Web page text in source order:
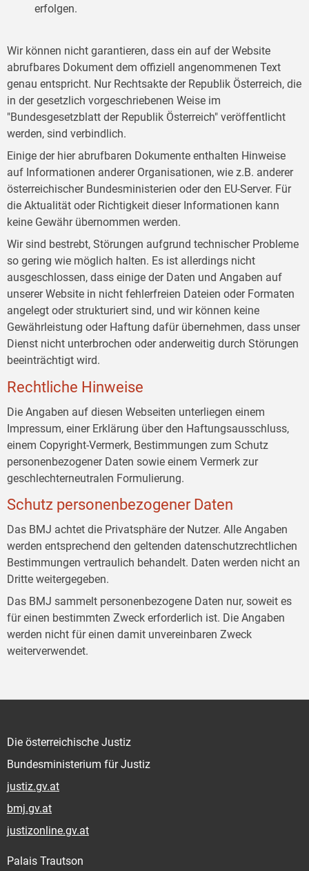
erfolgen.
Wir können nicht garantieren, dass ein auf der Website
abrufbares Dokument dem offiziell angenommenen Text
genau entspricht. Nur Rechtsakte der Republik Österreich, die
in der gesetzlich vorgeschriebenen Weise im
"Bundesgesetzblatt der Republik Österreich" veröffentlicht
werden, sind verbindlich.
Einige der hier abrufbaren Dokumente enthalten Hinweise
auf Informationen anderer Organisationen, wie z.B. anderer
österreichischer Bundesministerien oder den EU-Server. Für
die Aktualität oder Richtigkeit dieser Informationen kann
keine Gewähr übernommen werden.
Wir sind bestrebt, Störungen aufgrund technischer Probleme
so gering wie möglich halten. Es ist allerdings nicht
ausgeschlossen, dass einige der Daten und Angaben auf
unserer Website in nicht fehlerfreien Dateien oder Formaten
angelegt oder strukturiert sind, und wir können keine
Gewährleistung oder Haftung dafür übernehmen, dass unser
Dienst nicht unterbrochen oder anderweitig durch Störungen
beeinträchtigt wird.
Rechtliche Hinweise
Die Angaben auf diesen Webseiten unterliegen einem
Impressum, einer Erklärung über den Haftungsausschluss,
einem Copyright-Vermerk, Bestimmungen zum Schutz
personenbezogener Daten sowie einem Vermerk zur
geschlechterneutralen Formulierung.
Schutz personenbezogener Daten
Das BMJ achtet die Privatsphäre der Nutzer. Alle Angaben
werden entsprechend den geltenden datenschutzrechtlichen
Bestimmungen vertraulich behandelt. Daten werden nicht an
Dritte weitergegeben.
Das BMJ sammelt personenbezogene Daten nur, soweit es
für einen bestimmten Zweck erforderlich ist. Die Angaben
werden nicht für einen damit unvereinbaren Zweck
weiterverwendet.
Die österreichische Justiz
Bundesministerium für Justiz
justiz.gv.at
bmj.gv.at
justizonline.gv.at
Palais Trautson